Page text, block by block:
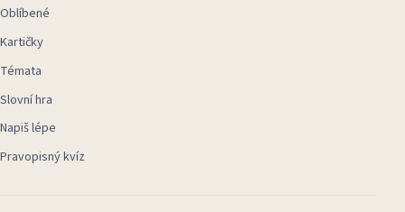
Oblíbené
Kartičky
Témata
Slovní hra
Napiš lépe
Pravopisný kvíz